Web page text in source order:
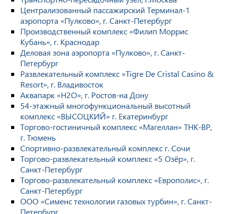
Централизованный пассажирский Терминал-1
аэропорта «Пулково», г. Санкт-Петербург
Производственный комплекс «Филип Моррис
Кубань», г. Краснодар
Деловая зона аэропорта «Пулково», г. Санкт-
Петербург
Развлекательный комплекс «Tigre De Cristal Casino &
Resort», г. Владивосток
Аквапарк «H2O», г. Ростов-на Дону
54-этажный многофункциональный высотный
комплекс «ВЫСОЦКИЙ» г. Екатеринбург
Торгово-гостиничный комплекс «Магеллан» ТНК-ВР,
г. Тюмень
Спортивно-развлекательный комплекс г. Сочи
Торгово-развлекательный комплекс «5 Озёр», г.
Санкт-Петербург
Торгово-развлекательный комплекс «Европолис», г.
Санкт-Петербург
ООО «Сименс технологии газовых турбин», г. Санкт-
Петербург